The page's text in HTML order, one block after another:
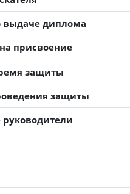
выдаче диплома
присвоение
защиты
защиты